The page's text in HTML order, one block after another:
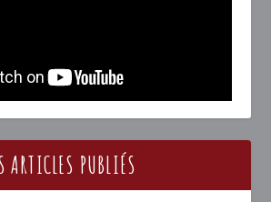
ARTICLES PUBLIÉS